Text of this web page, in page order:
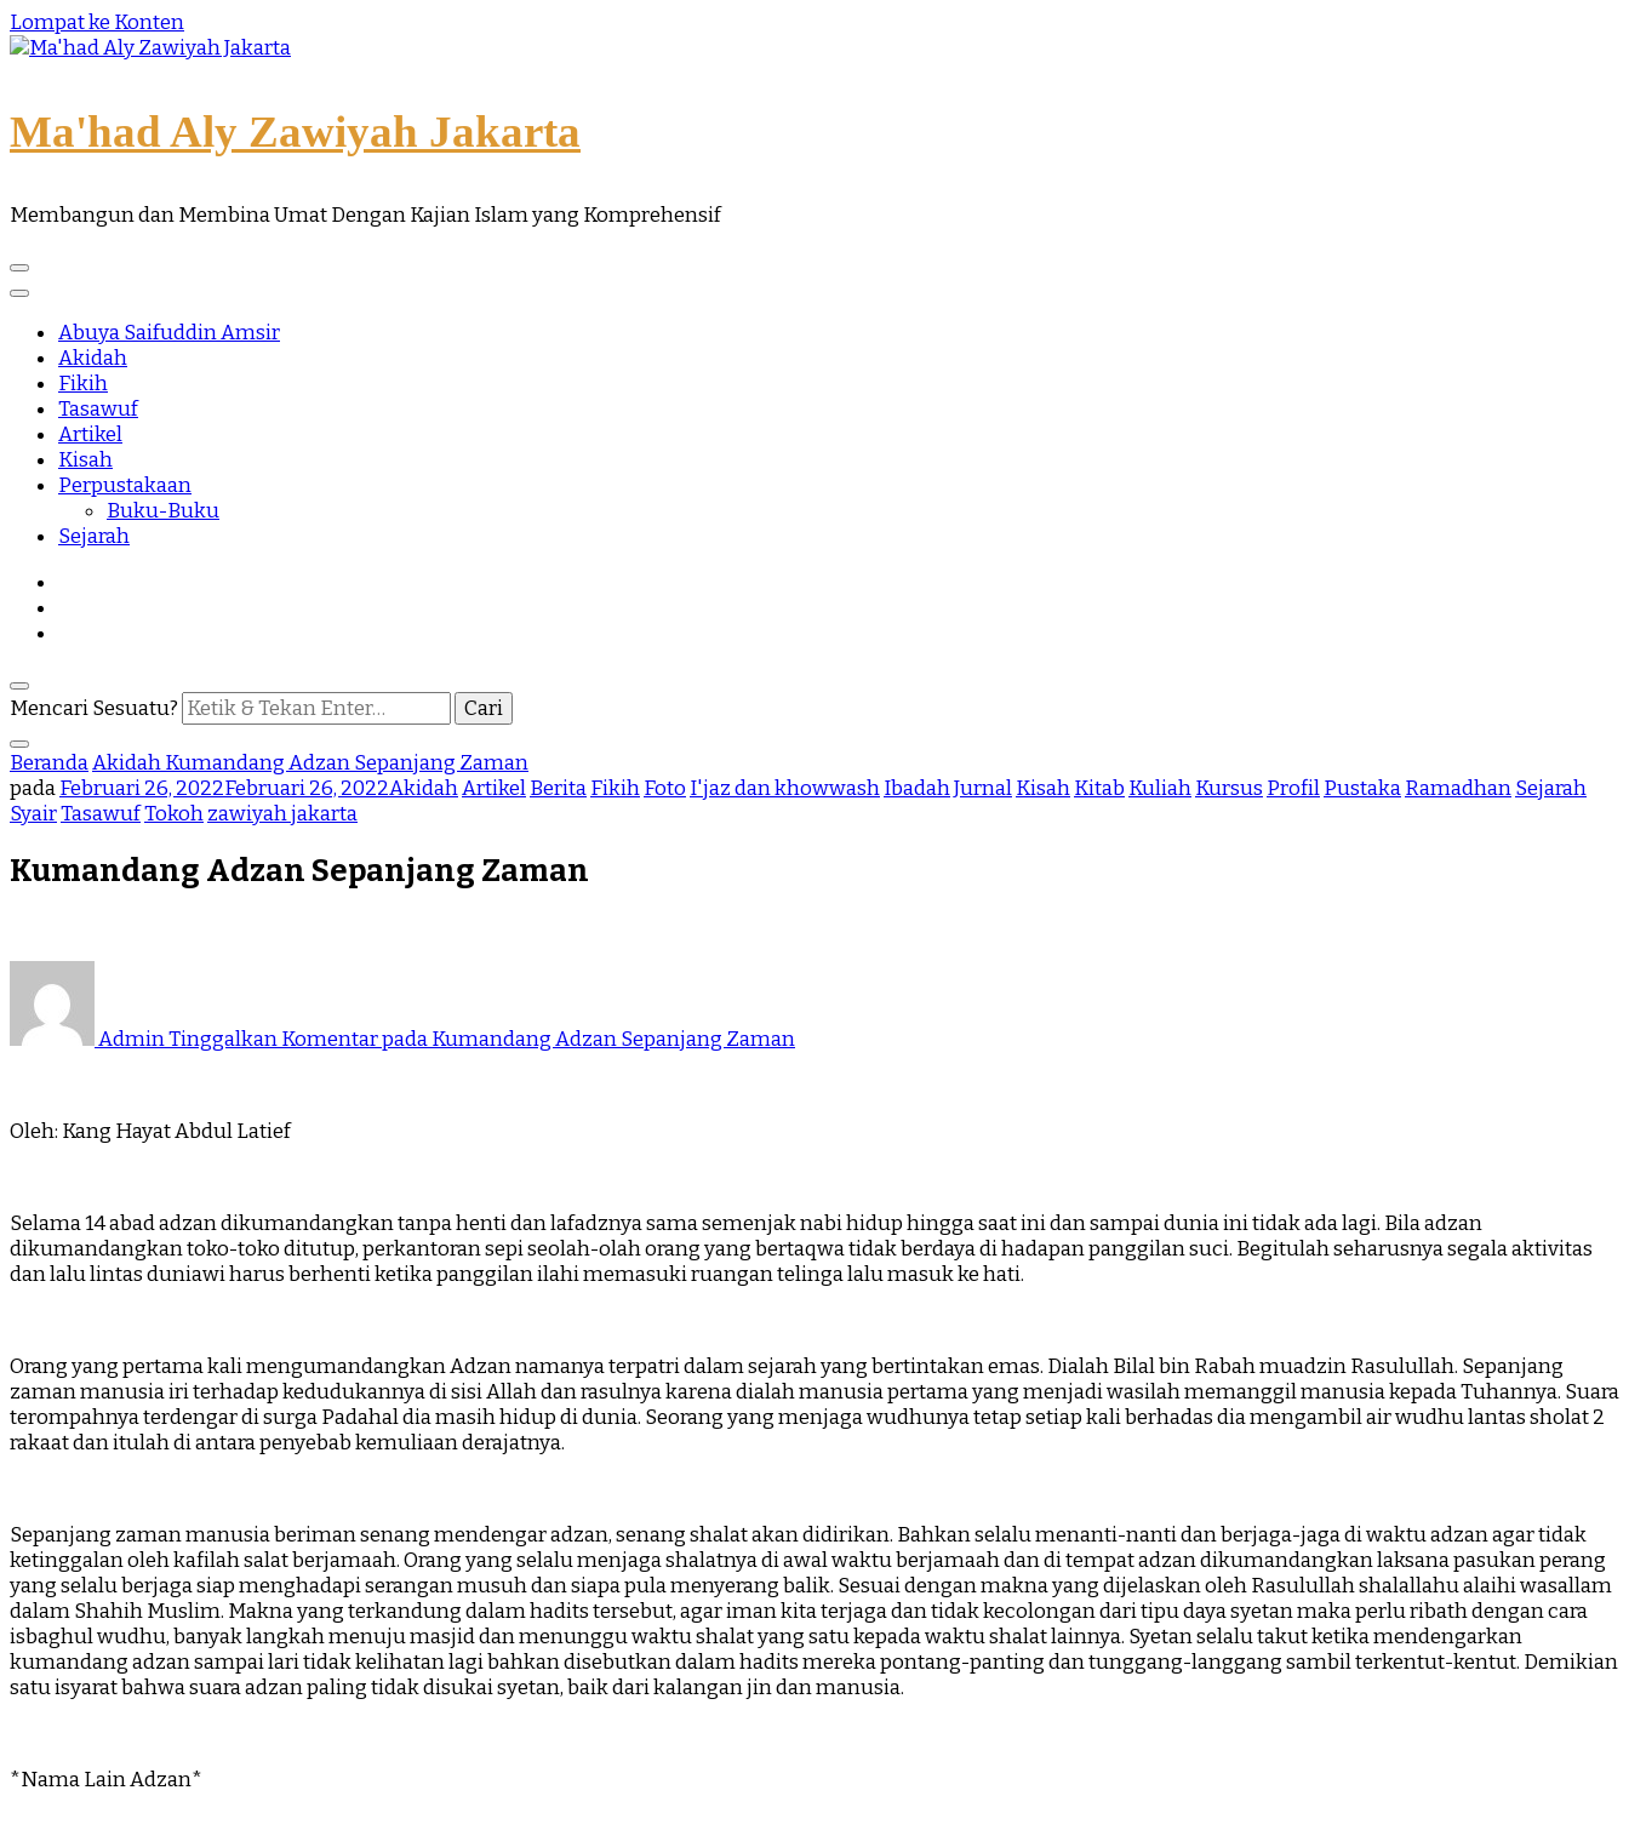
Lompat ke Konten
Ma'had Aly Zawiyah Jakarta
Membangun dan Membina Umat Dengan Kajian Islam yang Komprehensif
Abuya Saifuddin Amsir
Akidah
Fikih
Tasawuf
Artikel
Kisah
Perpustakaan
Buku-Buku
Sejarah
Mencari Sesuatu?
BerandaAkidahKumandang Adzan Sepanjang Zaman
padaFebruari 26, 2022Februari 26, 2022AkidahArtikelBeritaFikihFoto I'jaz dan khowwashIbadahJurnalKisahKitab KuliahKursus ProfilPustakaRamadhanSejarah
SyairTasawufTokohzawiyah jakarta
Kumandang Adzan Sepanjang Zaman
AdminTinggalkan Komentarpada Kumandang Adzan Sepanjang Zaman
Oleh: Kang Hayat Abdul Latief
Selama 14 abad adzan dikumandangkan tanpa henti dan lafadznya sama semenjak nabi hidup hingga saat ini dan sampai dunia ini tidak ada lagi. Bila adzan
dikumandangkan toko-toko ditutup, perkantoran sepi seolah-olah orang yang bertaqwa tidak berdaya di hadapan panggilan suci. Begitulah seharusnya segala aktivitas
dan lalu lintas duniawi harus berhenti ketika panggilan ilahi memasuki ruangan telinga lalu masuk ke hati.
Orang yang pertama kali mengumandangkan Adzan namanya terpatri dalam sejarah yang bertintakan emas. Dialah Bilal bin Rabah muadzin Rasulullah. Sepanjang
zaman manusia iri terhadap kedudukannya di sisi Allah dan rasulnya karena dialah manusia pertama yang menjadi wasilah memanggil manusia kepada Tuhannya. Suara
terompahnya terdengar di surga Padahal dia masih hidup di dunia. Seorang yang menjaga wudhunya tetap setiap kali berhadas dia mengambil air wudhu lantas sholat 2
rakaat dan itulah di antara penyebab kemuliaan derajatnya.
Sepanjang zaman manusia beriman senang mendengar adzan, senang shalat akan didirikan. Bahkan selalu menanti-nanti dan berjaga-jaga di waktu adzan agar tidak
ketinggalan oleh kafilah salat berjamaah. Orang yang selalu menjaga shalatnya di awal waktu berjamaah dan di tempat adzan dikumandangkan laksana pasukan perang
yang selalu berjaga siap menghadapi serangan musuh dan siapa pula menyerang balik. Sesuai dengan makna yang dijelaskan oleh Rasulullah shalallahu alaihi wasallam
dalam Shahih Muslim. Makna yang terkandung dalam hadits tersebut, agar iman kita terjaga dan tidak kecolongan dari tipu daya syetan maka perlu ribath dengan cara
isbaghul wudhu, banyak langkah menuju masjid dan menunggu waktu shalat yang satu kepada waktu shalat lainnya. Syetan selalu takut ketika mendengarkan
kumandang adzan sampai lari tidak kelihatan lagi bahkan disebutkan dalam hadits mereka pontang-panting dan tunggang-langgang sambil terkentut-kentut. Demikian
satu isyarat bahwa suara adzan paling tidak disukai syetan, baik dari kalangan jin dan manusia.
*Nama Lain Adzan*